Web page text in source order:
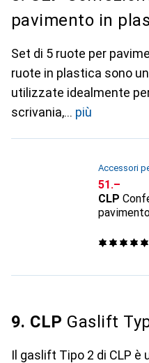
pavimento in
Set di 5 ruote per
ruote in plastica sono
utilizzate idealmente
scrivania,
più
Accessori
CHF
51.–
CLP
9. CLP Gaslift
Il gaslift Tipo 2 di CLP è